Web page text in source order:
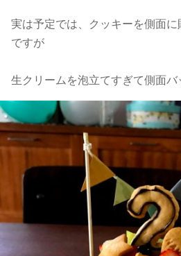
実は予定では、クッキーを側面
ですが
生クリームを泡立てすぎて側面バ